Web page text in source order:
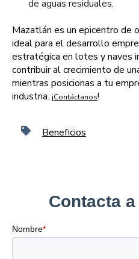
de aguas residuales.
Mazatlán es un epicentro de
ideal para el desarrollo
estratégica en lotes y naves
contribuir al crecimiento de
mientras posicionas a tu
industria. ¡Contáctanos!
Beneficios